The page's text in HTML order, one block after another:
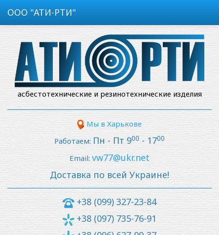
ООО "АТИ-РТИ"
асбестотехнические и резинотехнические изделия
Мы в Харькове
Работаем: Пн - Пт 900 - 1700
Email: vw77@ukr.net
Доставка по всей Украине!
+38 (099) 327-23-84
+38 (097) 735-76-91